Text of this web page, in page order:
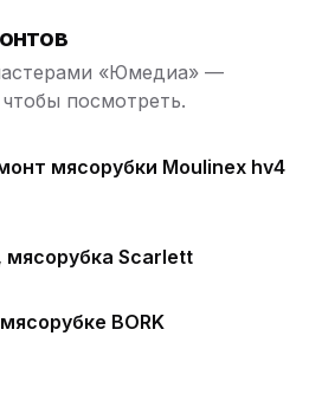
«Юмедиа» —
посмотреть.
мясорубки Moulinex hv4
Scarlett
BORK